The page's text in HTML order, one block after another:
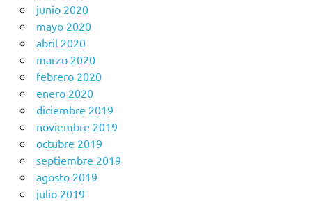
junio 2020
mayo 2020
abril 2020
marzo 2020
febrero 2020
enero 2020
diciembre 2019
noviembre 2019
octubre 2019
septiembre 2019
agosto 2019
julio 2019